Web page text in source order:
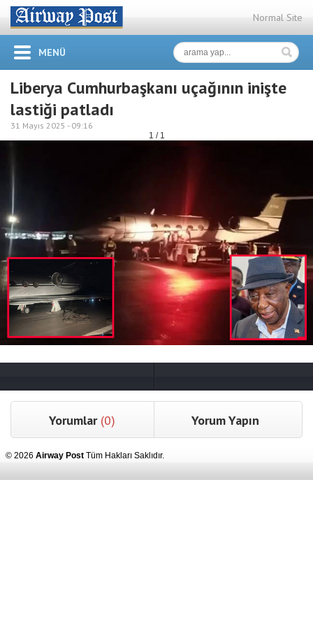
Normal Site
MENÜ
Liberya Cumhurbaşkanı uçağının inişte
lastiği patladı
31 Mayıs 2025 - 09:16
1 / 1
Yorumlar (0) Yorum Yapın
© 2026 Airway Post Tüm Hakları Saklıdır.